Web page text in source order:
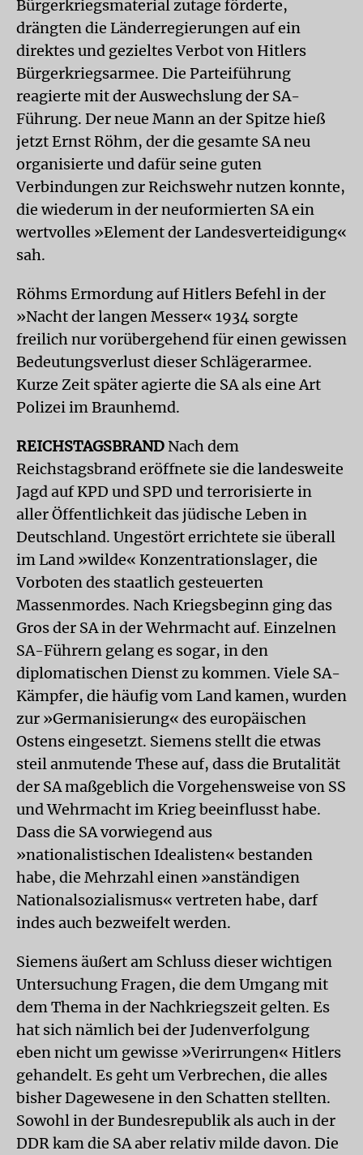
Bürgerkriegsmaterial zutage förderte,
drängten die Länderregierungen auf ein
direktes und gezieltes Verbot von Hitlers
Bürgerkriegsarmee. Die Parteiführung
reagierte mit der Auswechslung der SA-
Führung. Der neue Mann an der Spitze hieß
jetzt Ernst Röhm, der die gesamte SA neu
organisierte und dafür seine guten
Verbindungen zur Reichswehr nutzen konnte,
die wiederum in der neuformierten SA ein
wertvolles »Element der Landesverteidigung«
sah.
Röhms Ermordung auf Hitlers Befehl in der
»Nacht der langen Messer« 1934 sorgte
freilich nur vorübergehend für einen gewissen
Bedeutungsverlust dieser Schlägerarmee.
Kurze Zeit später agierte die SA als eine Art
Polizei im Braunhemd.
REICHSTAGSBRAND Nach dem
Reichstagsbrand eröffnete sie die landesweite
Jagd auf KPD und SPD und terrorisierte in
aller Öffentlichkeit das jüdische Leben in
Deutschland. Ungestört errichtete sie überall
im Land »wilde« Konzentrationslager, die
Vorboten des staatlich gesteuerten
Massenmordes. Nach Kriegsbeginn ging das
Gros der SA in der Wehrmacht auf. Einzelnen
SA-Führern gelang es sogar, in den
diplomatischen Dienst zu kommen. Viele SA-
Kämpfer, die häufig vom Land kamen, wurden
zur »Germanisierung« des europäischen
Ostens eingesetzt. Siemens stellt die etwas
steil anmutende These auf, dass die Brutalität
der SA maßgeblich die Vorgehensweise von SS
und Wehrmacht im Krieg beeinflusst habe.
Dass die SA vorwiegend aus
»nationalistischen Idealisten« bestanden
habe, die Mehrzahl einen »anständigen
Nationalsozialismus« vertreten habe, darf
indes auch bezweifelt werden.
Siemens äußert am Schluss dieser wichtigen
Untersuchung Fragen, die dem Umgang mit
dem Thema in der Nachkriegszeit gelten. Es
hat sich nämlich bei der Judenverfolgung
eben nicht um gewisse »Verirrungen« Hitlers
gehandelt. Es geht um Verbrechen, die alles
bisher Dagewesene in den Schatten stellten.
Sowohl in der Bundesrepublik als auch in der
DDR kam die SA aber relativ milde davon. Die